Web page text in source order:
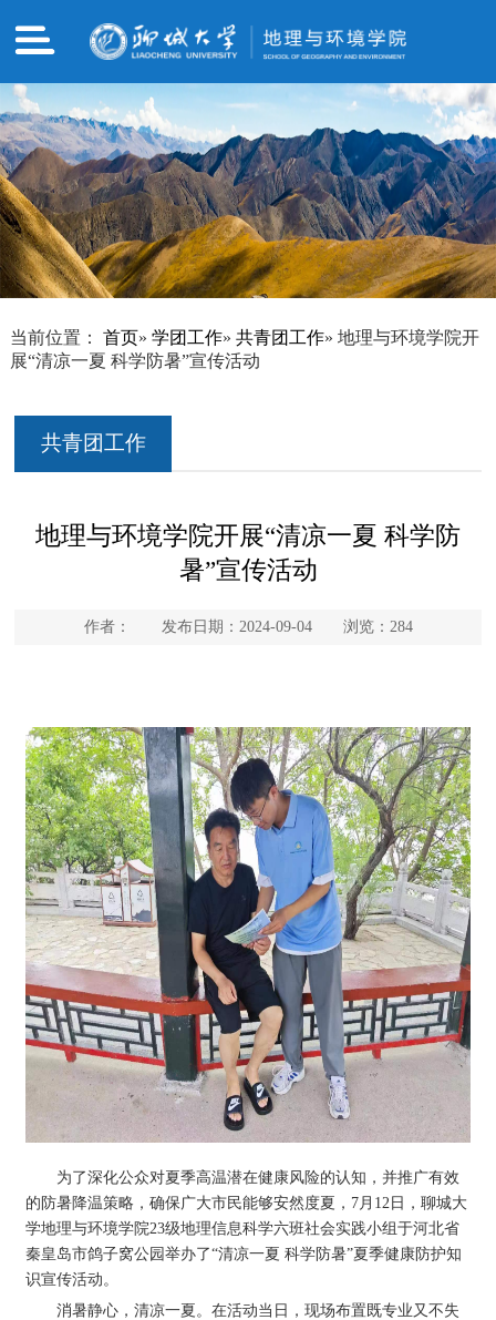
当前位置： 首页» 学团工作» 共青团工作» 地理与环境学院开
展“清凉一夏 科学防暑”宣传活动
共青团工作
地理与环境学院开展“清凉一夏 科学防
暑”宣传活动
作者： 发布日期：2024-09-04 浏览： 284
为了深化公众对夏季高温潜在健康风险的认知，并推广有效
的防暑降温策略，确保广大市民能够安然度夏，7月12日，聊城大
学地理与环境学院23级地理信息科学六班社会实践小组于河北省
秦皇岛市鸽子窝公园举办了“清凉一夏 科学防暑”夏季健康防护知
识宣传活动。
消暑静心，清凉一夏。在活动当日，现场布置既专业又不失